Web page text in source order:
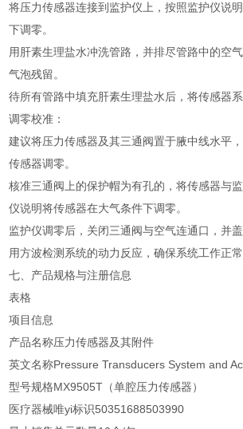
将压力传感器连接到监护仪上，按照监护仪说
下调零。
用肝素生理盐水冲洗管路，并排尽管路中的空
气泡残留。
待所有管路中填充肝素生理盐水后，将传感器系
调零校准：
建议将压力传感器及其三通阀置于腋中线水平
传感器调零。
核准三通阀上的保护帽为有孔的，将传感器与
仪说明将传感器在大气条件下调零。
监护仪调零后，关闭三通阀与空气连通口，并盖
用方波检测系统的动力反应，确保系统工作正常
七、产品规格与注册信息
表格
项目信息
产品名称压力传感器及其附件
英文名称Pressure Transducers System and
型号规格MX9505T（单腔压力传感器）
医疗器械唯yi标识50351688503990